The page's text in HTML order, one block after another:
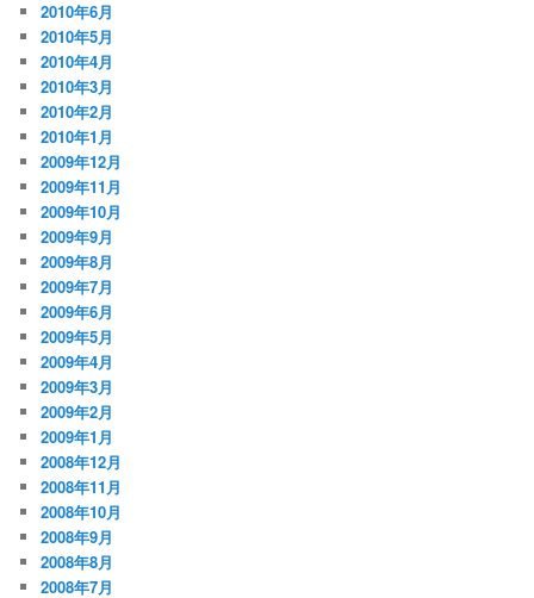
2010年6月
2010年5月
2010年4月
2010年3月
2010年2月
2010年1月
2009年12月
2009年11月
2009年10月
2009年9月
2009年8月
2009年7月
2009年6月
2009年5月
2009年4月
2009年3月
2009年2月
2009年1月
2008年12月
2008年11月
2008年10月
2008年9月
2008年8月
2008年7月